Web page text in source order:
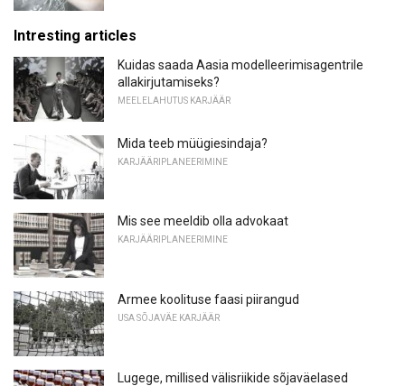
Intresting articles
Kuidas saada Aasia modelleerimisagentrile
allakirjutamiseks?
MEELELAHUTUS KARJÄÄR
Mida teeb müügiesindaja?
KARJÄÄRIPLANEERIMINE
Mis see meeldib olla advokaat
KARJÄÄRIPLANEERIMINE
Armee koolituse faasi piirangud
USA SÕJAVÄE KARJÄÄR
Lugege, millised välisriikide sõjaväelased